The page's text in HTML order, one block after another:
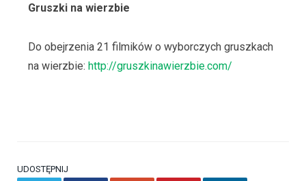
Gruszki na wierzbie
Do obejrzenia 21 filmików o wyborczych gruszkach
na wierzbie: http://gruszkinawierzbie.com/
UDOSTĘPNIJ